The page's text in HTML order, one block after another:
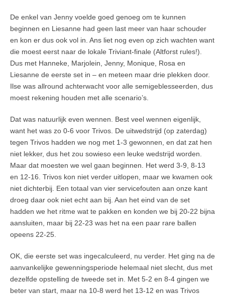
De enkel van Jenny voelde goed genoeg om te kunnen
beginnen en Liesanne had geen last meer van haar schouder
en kon er dus ook vol in. Ans liet nog even op zich wachten want
die moest eerst naar de lokale Triviant-finale (Altforst rules!).
Dus met Hanneke, Marjolein, Jenny, Monique, Rosa en
Liesanne de eerste set in – en meteen maar drie plekken door.
Ilse was allround achterwacht voor alle semigeblesseerden, dus
moest rekening houden met alle scenario’s.
Dat was natuurlijk even wennen. Best veel wennen eigenlijk,
want het was zo 0-6 voor Trivos. De uitwedstrijd (op zaterdag)
tegen Trivos hadden we nog met 1-3 gewonnen, en dat zat hen
niet lekker, dus het zou sowieso een leuke wedstrijd worden.
Maar dat moesten we wel gaan beginnen. Het werd 3-9, 8-13
en 12-16. Trivos kon niet verder uitlopen, maar we kwamen ook
niet dichterbij. Een totaal van vier servicefouten aan onze kant
droeg daar ook niet echt aan bij. Aan het eind van de set
hadden we het ritme wat te pakken en konden we bij 20-22 bijna
aansluiten, maar bij 22-23 was het na een paar rare ballen
opeens 22-25.
OK, die eerste set was ingecalculeerd, nu verder. Het ging na de
aanvankelijke gewenningsperiode helemaal niet slecht, dus met
dezelfde opstelling de tweede set in. Met 5-2 en 8-4 gingen we
beter van start, maar na 10-8 werd het 13-12 en was Trivos